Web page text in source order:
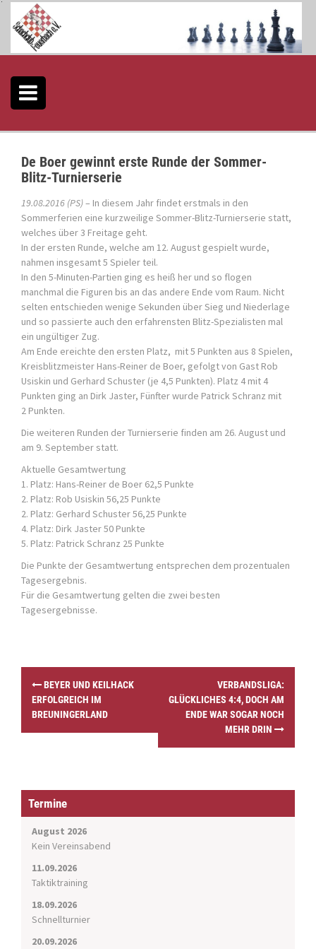
S
De Boer gewinnt erste Runde der Sommer-
Blitz-Turnierserie
19.08.2016 (PS)– In diesem Jahr findet erstmals in den
Sommerferien eine kurzweilige Sommer-Blitz-Turnierserie statt,
welches über 3 Freitage geht.
In der ersten Runde, welche am 12. August gespielt wurde,
nahmen insgesamt 5 Spieler teil.
In den 5-Minuten-Partien ging es heiß her und so flogen
manchmal die Figuren bis an das andere Ende vom Raum. Nicht
selten entschieden wenige Sekunden über Sieg und Niederlage
und so passierte auch den erfahrensten Blitz-Spezialisten mal
ein ungültiger Zug.
Am Ende ereichte den ersten Platz, mit 5 Punkten aus 8 Spielen,
Kreisblitzmeister Hans-Reiner de Boer, gefolgt von Gast Rob
Usiskin und Gerhard Schuster (je 4,5 Punkten). Platz 4 mit 4
Punkten ging an Dirk Jaster, Fünfter wurde Patrick Schranz mit
2 Punkten.
Die weiteren Runden der Turnierserie finden am 26. August und
am 9. September statt.
Aktuelle Gesamtwertung
1. Platz: Hans-Reiner de Boer 62,5 Punkte
2. Platz: Rob Usiskin 56,25 Punkte
2. Platz: Gerhard Schuster 56,25 Punkte
4. Platz: Dirk Jaster 50 Punkte
5. Platz: Patrick Schranz 25 Punkte
Die Punkte der Gesamtwertung entsprechen dem prozentualen
Tagesergebnis.
Für die Gesamtwertung gelten die zwei besten
Tagesergebnisse.
n
a
BEYER UND KEILHACK
ERFOLGREICH IM
BREUNINGERLAND
VERBANDSLIGA:
GLÜCKLICHES 4:4, DOCH AM
ENDE WAR SOGAR NOCH
MEHR DRIN
Termine
August 2026
Kein Vereinsabend
11.09.2026
Taktiktraining
18.09.2026
Schnellturnier
20.09.2026